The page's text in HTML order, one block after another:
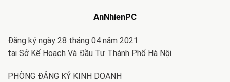
AnNhienPC
Đăng ký ngày 28 tháng 04 năm 2021
tại Sở Kế Hoạch Và Đầu Tư Thành Phố Hà Nội.
PHÒNG ĐĂNG KÝ KINH DOANH